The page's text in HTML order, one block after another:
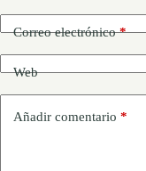
Correo electrónico*
Web
Añadir comentario *